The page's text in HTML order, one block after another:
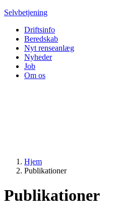
Selvbetjening
Driftsinfo
Beredskab
Nyt renseanlæg
Nyheder
Job
Om os
Hjem
Publikationer
Publikationer